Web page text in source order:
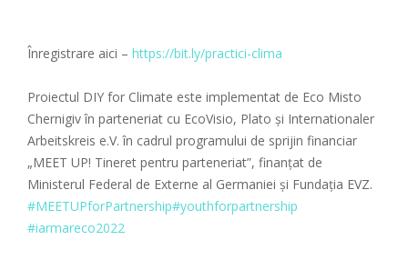
Înregistrare aici – https://bit.ly/practici-clima
Proiectul DIY for Сlimate este implementat de Eco Misto
Chernigiv în parteneriat cu EcoVisio, Plato și Internationaler
Arbeitskreis e.V. în cadrul programului de sprijin financiar
„MEET UP! Tineret pentru parteneriat”, finanțat de
Ministerul Federal de Externe al Germaniei și Fundația EVZ.
#MEETUPforPartnership#youthforpartnership
#iarmareco2022